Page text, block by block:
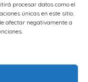
procesar datos como el
únicas en este sitio.
afectar negativamente a